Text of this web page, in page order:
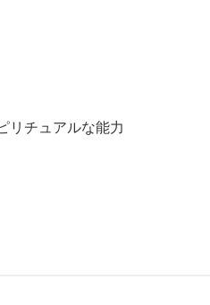
リチュアルな能力